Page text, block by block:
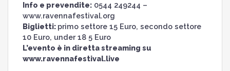
Info e prevendite:0544 249244 –
www.ravennafestival.org
Biglietti: primo settore 15 Euro, secondo settore
10 Euro, under 18 5 Euro
L’evento è in diretta streaming su
www.ravennafestival.live